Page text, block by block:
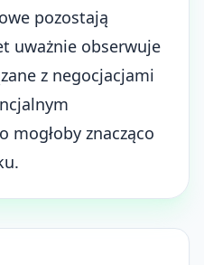
pozostają
uważnie obserwuje
z negocjacjami
mogłoby znacząco